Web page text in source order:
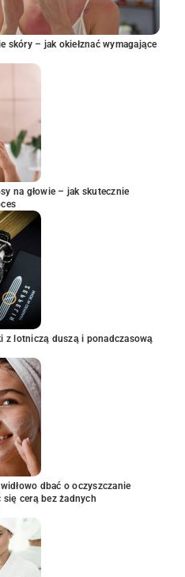
skóry – jak okiełznać wymagające
na głowie – jak skutecznie
z lotniczą duszą i ponadczasową
dbać o oczyszczanie
się cerą bez żadnych